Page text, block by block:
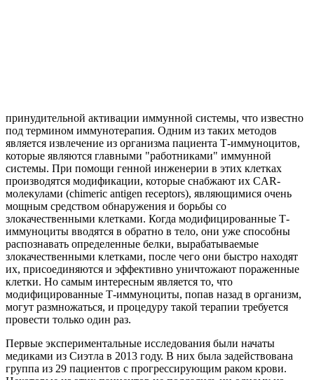
принудительной активации иммунной системы, что известно
под термином иммунотерапия. Одним из таких методов
является извлечение из организма пациента Т-иммуноцитов,
которые являются главными "работниками" иммунной
системы. При помощи генной инженерии в этих клетках
производятся модификации, которые снабжают их CAR-
молекулами (chimeric antigen receptors), являющимися очень
мощным средством обнаружения и борьбы со
злокачественными клетками. Когда модифицированные Т-
иммуноциты вводятся в обратно в тело, они уже способны
распознавать определенные белки, вырабатываемые
злокачественными клетками, после чего они быстро находят
их, присоединяются и эффективно уничтожают пораженные
клетки. Но самым интересным является то, что
модифицированные Т-иммуноциты, попав назад в организм,
могут размножаться, и процедуру такой терапии требуется
провести только один раз.
Первые экспериментальные исследования были начаты
медиками из Сиэтла в 2013 году. В них была задействована
группа из 29 пациентов с прогрессирующим раком крови.